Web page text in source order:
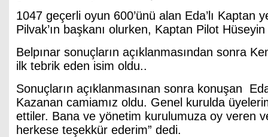
1047 geçerli oyun 600’ünü alan Eda’lı Kaptan
Pilvak’ın başkanı olurken, Kaptan Pilot
Belpınar sonuçların açıklanmasından sonra
ilk tebrik eden isim oldu..
Sonuçların açıklanmasınan sonra konuşan
Kazanan camiamız oldu. Genel kurulda
ettiler. Bana ve yönetim kurulumuza oy veren
herkese teşekkür ederim” dedi.